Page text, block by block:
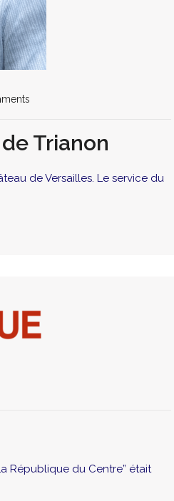
Trianon
de Versailles. Le service du
République du Centre” était